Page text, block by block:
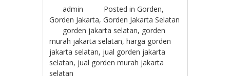
admin Posted inGorden,
Gorden Jakarta,Gorden Jakarta Selatan
gorden jakarta selatan, gorden
murah jakarta selatan,harga gorden
jakarta selatan, jual gorden jakarta
selatan, jual gorden murah jakarta
selatan